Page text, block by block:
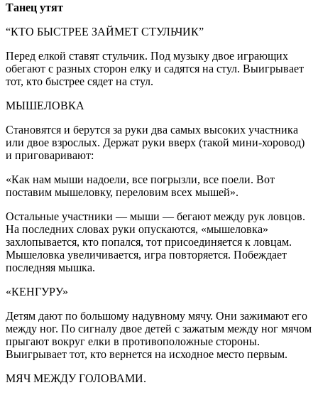
Танец утят
“КТО БЫСТРЕЕ ЗАЙМЕТ СТУЛЬЧИК”
Перед елкой ставят стульчик. Под музыку двое играющих
обегают с разных сторон елку и садятся на стул. Выигрывает
тот, кто быстрее сядет на стул.
МЫШЕЛОВКА
Становятся и берутся за руки два самых высоких участника
или двое взрослых. Держат руки вверх (такой мини-хоровод)
и приговаривают:
«Как нам мыши надоели, все погрызли, все поели. Вот
поставим мышеловку, переловим всех мышей».
Остальные участники — мыши — бегают между рук ловцов.
На последних словах руки опускаются, «мышеловка»
захлопывается, кто попался, тот присоединяется к ловцам.
Мышеловка увеличивается, игра повторяется. Побеждает
последняя мышка.
«КЕНГУРУ»
Детям дают по большому надувному мячу. Они зажимают его
между ног. По сигналу двое детей с зажатым между ног мячом
прыгают вокруг елки в противоположные стороны.
Выигрывает тот, кто вернется на исходное место первым.
МЯЧ МЕЖДУ ГОЛОВАМИ.